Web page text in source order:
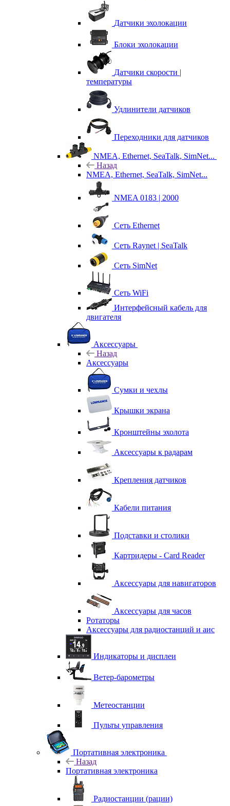
Датчики эхолокации
Блоки эхолокации
Датчики скорости |
температуры
Удлинители датчиков
Переходники для датчиков
NMEA, Ethernet, SeaTalk, SimNet...
Назад
NMEA, Ethernet, SeaTalk, SimNet...
NMEA 0183 | 2000
Сеть Ethernet
Сеть Raynet | SeaTalk
Сеть SimNet
Сеть WiFi
Интерфейсный кабель для
двигателя
Аксессуары
Назад
Аксессуары
Сумки и чехлы
Крышки экрана
Кронштейны эхолота
Аксессуары к радарам
Крепления датчиков
Кабели питания
Подставки и столики
Картридеры - Card Reader
Аксессуары для навигаторов
Аксессуары для часов
Ротаторы
Аксессуары для радиостанций и аис
Индикаторы и дисплеи
Ветер-барометры
Метеостанции
Пульты управления
Портативная электроника
Назад
Портативная электроника
Радиостанции (рации)